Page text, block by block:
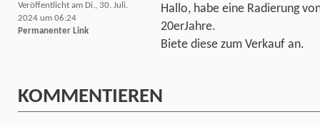
Veröffentlicht am Di., 30. Juli.
2024 um 06:24
Permanenter Link
Hallo, habe eine Radierung
20erJahre.
Biete diese zum Verkauf an.
KOMMENTIEREN